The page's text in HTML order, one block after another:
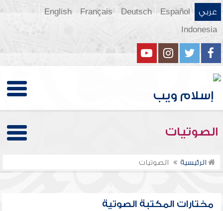
عربي Español
Deutsch
Français
English
Indonesia
الصوتيات
الرئيسية الصوتيات
مختارات المكتبة الصوتية